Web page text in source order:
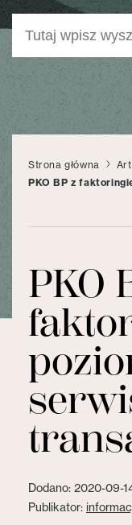
Strona główna
PKO BP z
PKO
Dodano: 2020-09-
Publikator: